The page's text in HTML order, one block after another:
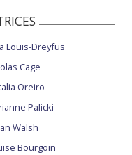
Louis-Dreyfus
Cage
Oreiro
Palicki
Walsh
Bourgoin